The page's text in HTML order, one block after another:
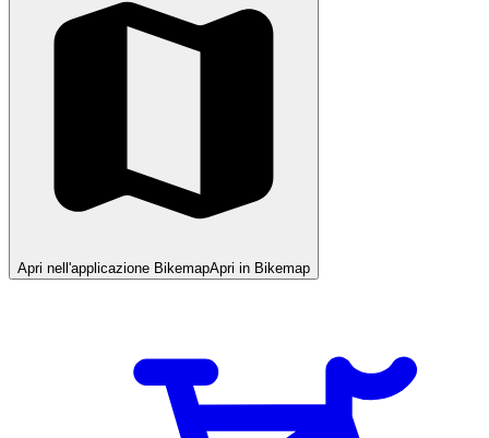
Apri nell'applicazione BikemapApri in Bikemap